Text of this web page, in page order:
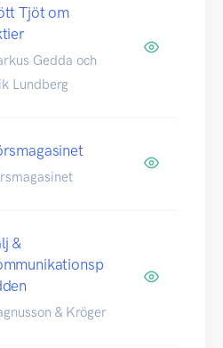
Tjöt om
Gedda och
Lundberg
&
& Kröger